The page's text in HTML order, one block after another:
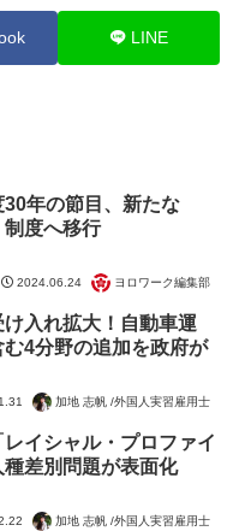
LINE
年の節目、新たな
制度へ移行
2024.06.24 ヨロワーク編集部
入れ拡大！自動車運
4分野の追加を政府が
加地 志帆 /外国人実習雇用士
レイシャル・プロファイ
種差別問題が表面化
加地 志帆 /外国人実習雇用士